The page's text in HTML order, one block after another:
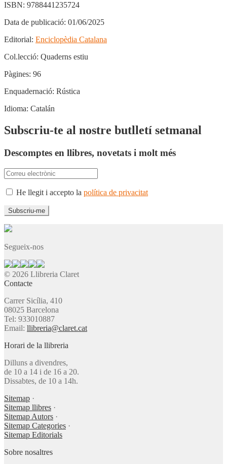
ISBN: 9788441235724
Data de publicació: 01/06/2025
Editorial: Enciclopèdia Catalana
Col.lecció: Quaderns estiu
Pàgines: 96
Enquadernació: Rústica
Idioma: Catalán
Subscriu-te al nostre butlletí setmanal
Descomptes en llibres, novetats i molt més
He llegit i accepto la política de privacitat
Segueix-nos
© 2026 Llibreria Claret
Contacte
Carrer Sicília, 410
08025 Barcelona
Tel: 933010887
Email: llibreria@claret.cat
Horari de la llibreria
Dilluns a divendres,
de 10 a 14 i de 16 a 20.
Dissabtes, de 10 a 14h.
Sitemap ·
Sitemap llibres ·
Sitemap Autors ·
Sitemap Categories ·
Sitemap Editorials
Sobre nosaltres